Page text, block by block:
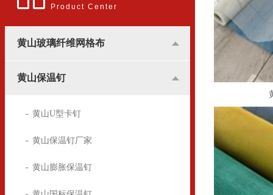
Product Center
黄山玻璃纤维网格布
黄山保温钉
黄山U型卡钉
黄山保温钉厂家
黄山膨胀保温钉